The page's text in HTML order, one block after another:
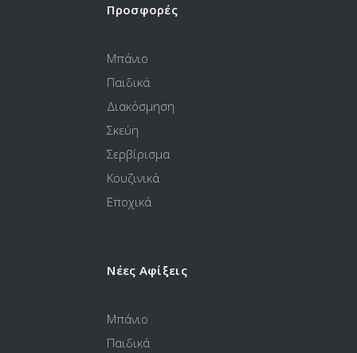
Προσφορές
Μπάνιο
Παιδικά
Διακόσμηση
Σκεύη
Σερβίρισμα
Κουζινικά
Εποχικά
Νέες Αφίξεις
Μπάνιο
Παιδικά